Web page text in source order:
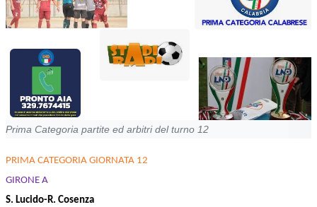
Prima Categoria partite ed arbitri del turno 12
PRIMA CATEGORIA GIORNATA 12
GIRONE A
S. Lucido-R. Cosenza